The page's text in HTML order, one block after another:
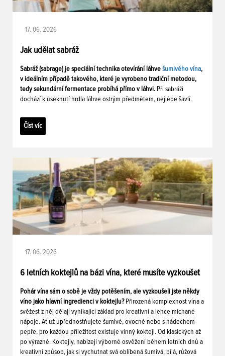
17. 06. 2026
Jak udělat sabráž
Sabráž (sabrage) je speciální technika otevírání láhve šumivého vína,
v ideálním případě takového, které je vyrobeno tradiční metodou,
tedy sekundární fermentace probíhá přímo v láhvi. Při sabráži
dochází k useknutí hrdla láhve ostrým předmětem, nejlépe šavlí.
Číst víc
17. 06. 2026
6 letních koktejlů na bázi vína, které musíte vyzkoušet
Pohár vína sám o sobě je vždy potěšením, ale vyzkoušeli jste někdy
víno jako hlavní ingredienci v koktejlu? Přirozená komplexnost vína a
svěžest z něj dělají vynikající základ pro kreativní a lehce míchané
nápoje. Ať už upřednostňujete šumivé, ovocné nebo s nádechem
pepře, pro každou příležitost existuje vinný koktejl. Od klasických až
po výrazné. Koktejly, nabízejí výborné osvěžení během letních dnů a
kreativní způsob, jak si vychutnat svá oblíbená šumivá, bílá, růžová